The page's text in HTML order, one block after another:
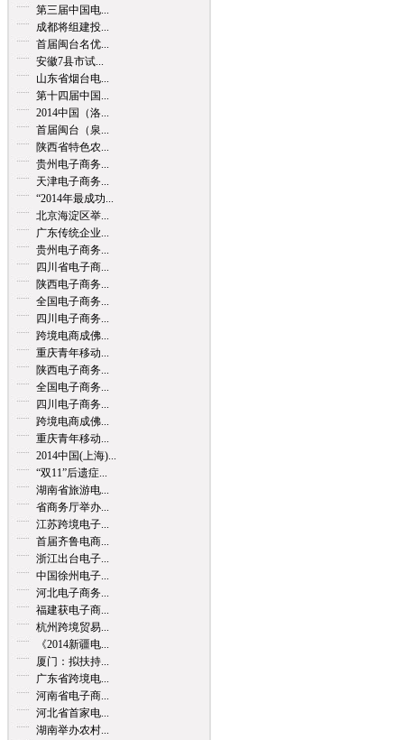
第三届中国电...
成都将组建投...
首届闽台名优...
安徽7县市试...
山东省烟台电...
第十四届中国...
2014中国（洛...
首届闽台（泉...
陕西省特色农...
贵州电子商务...
天津电子商务...
“2014年最成功...
北京海淀区举...
广东传统企业...
贵州电子商务...
四川省电子商...
陕西电子商务...
全国电子商务...
四川电子商务...
跨境电商成佛...
重庆青年移动...
陕西电子商务...
全国电子商务...
四川电子商务...
跨境电商成佛...
重庆青年移动...
2014中国(上海)...
“双11”后遗症...
湖南省旅游电...
省商务厅举办...
江苏跨境电子...
首届齐鲁电商...
浙江出台电子...
中国徐州电子...
河北电子商务...
福建获电子商...
杭州跨境贸易...
《2014新疆电...
厦门：拟扶持...
广东省跨境电...
河南省电子商...
河北省首家电...
湖南举办农村...